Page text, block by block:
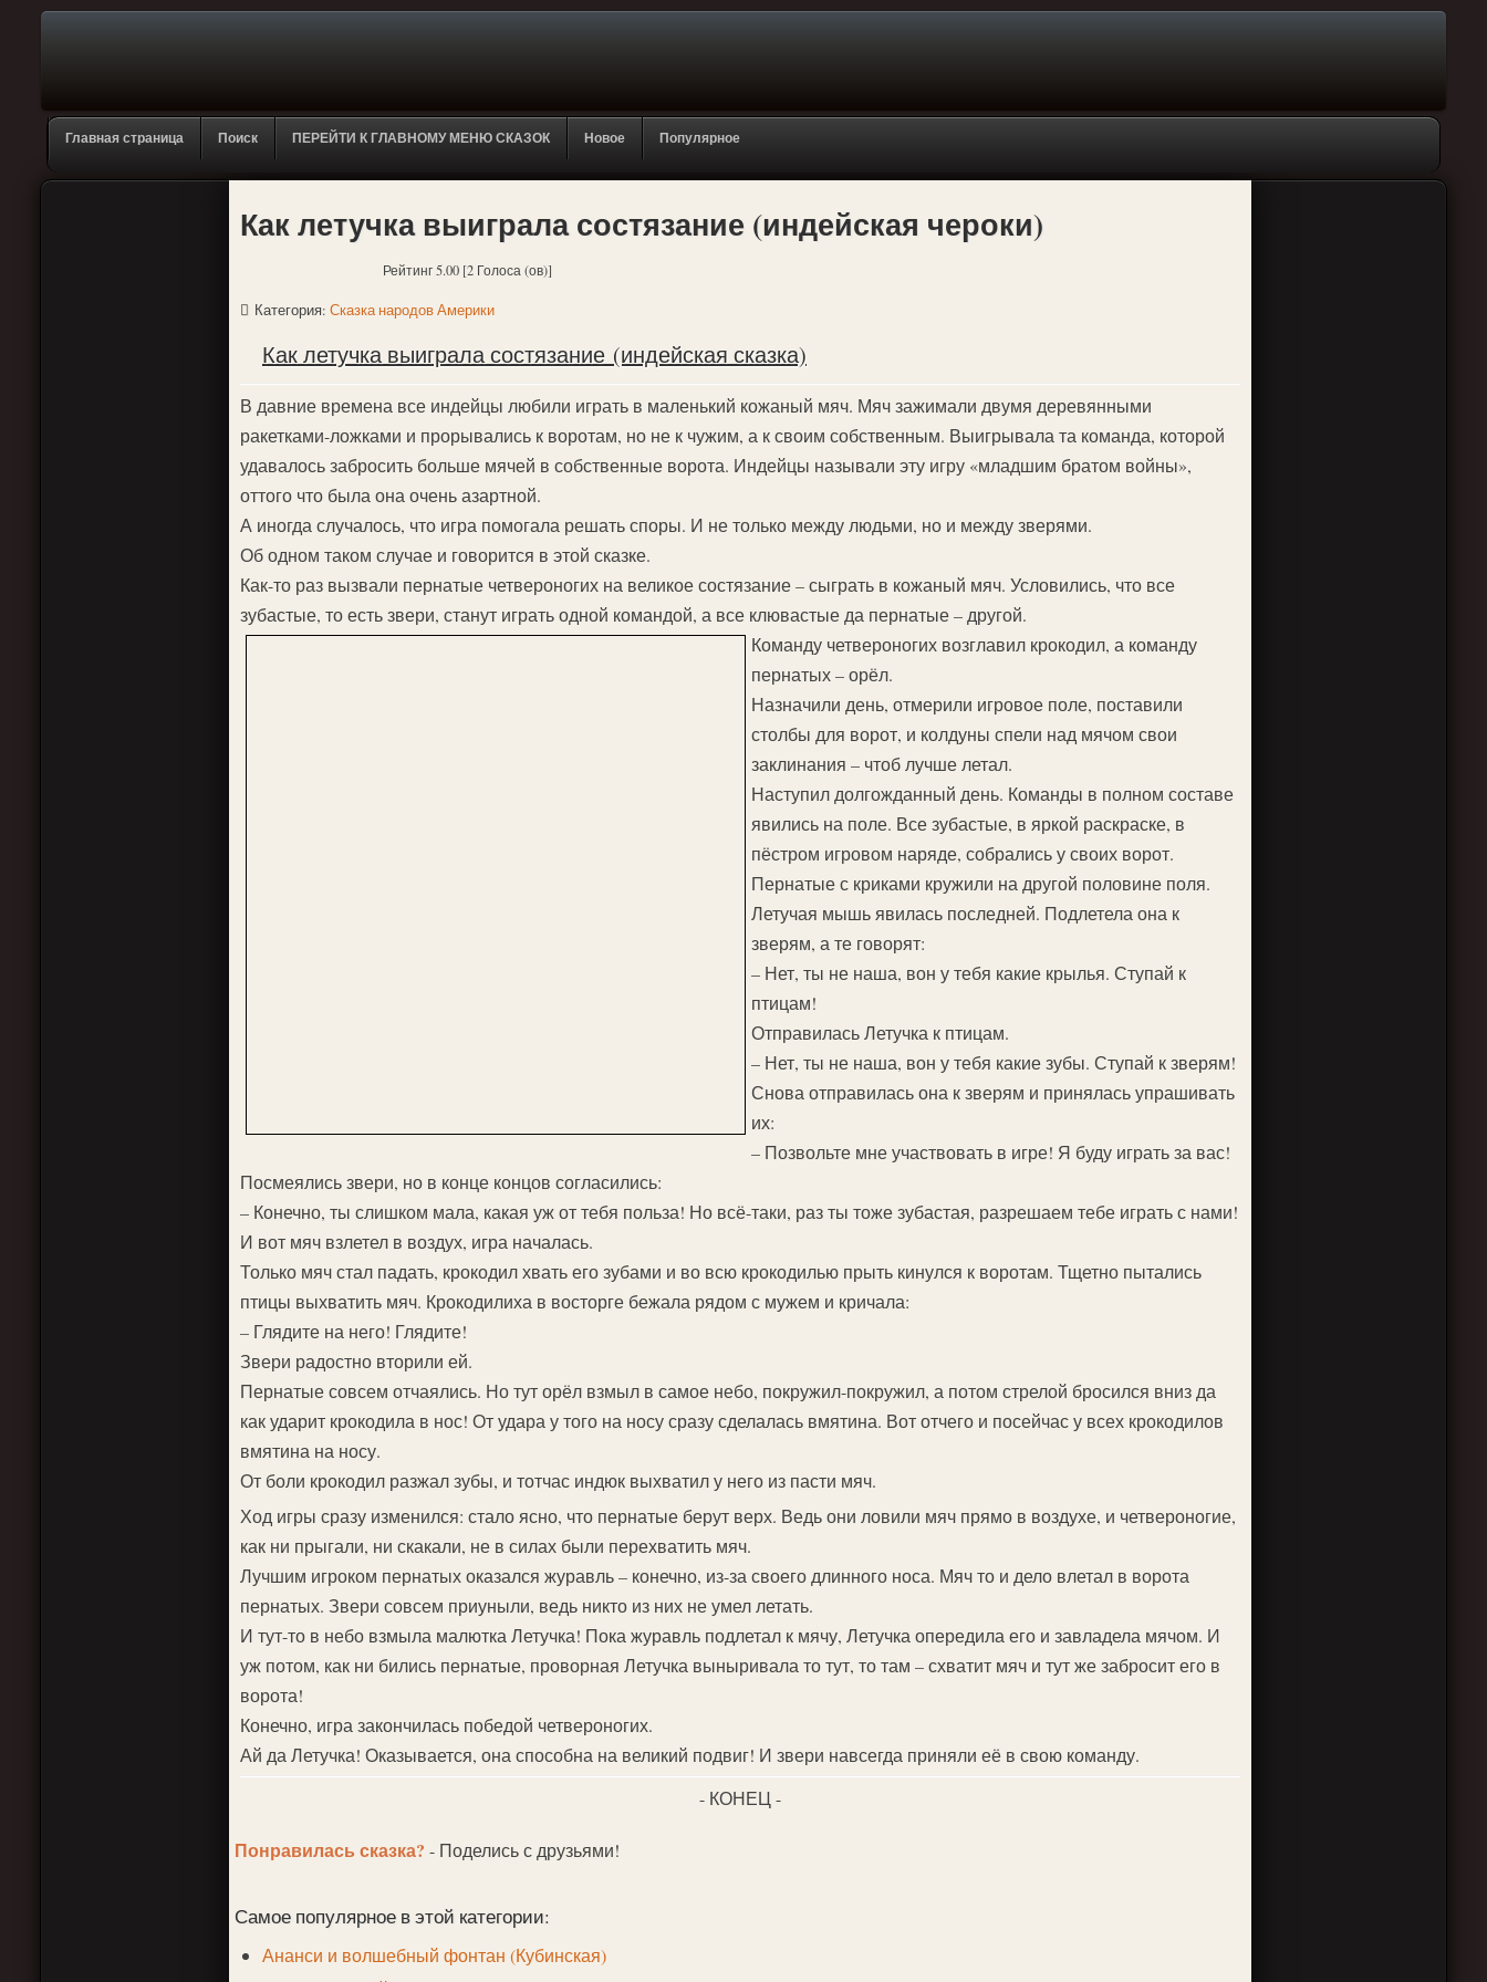
Главная страница Поиск ПЕРЕЙТИ К ГЛАВНОМУ МЕНЮ СКАЗОК Новое Популярное
Как летучка выиграла состязание (индейская чероки)
Рейтинг 5.00 [2 Голоса (ов)]
Категория: Сказка народов Америки
Как летучка выиграла состязание (индейская сказка)
В давние времена все индейцы любили играть в маленький кожаный мяч. Мяч зажимали двумя деревянными
ракетками-ложками и прорывались к воротам, но не к чужим, а к своим собственным. Выигрывала та команда, которой
удавалось забросить больше мячей в собственные ворота. Индейцы называли эту игру «младшим братом войны»,
оттого что была она очень азартной.
А иногда случалось, что игра помогала решать споры. И не только между людьми, но и между зверями.
Об одном таком случае и говорится в этой сказке.
Как-то раз вызвали пернатые четвероногих на великое состязание – сыграть в кожаный мяч. Условились, что все
зубастые, то есть звери, станут играть одной командой, а все клювастые да пернатые – другой.
Команду четвероногих возглавил крокодил, а команду
пернатых – орёл.
Назначили день, отмерили игровое поле, поставили
столбы для ворот, и колдуны спели над мячом свои
заклинания – чтоб лучше летал.
Наступил долгожданный день. Команды в полном составе
явились на поле. Все зубастые, в яркой раскраске, в
пёстром игровом наряде, собрались у своих ворот.
Пернатые с криками кружили на другой половине поля.
Летучая мышь явилась последней. Подлетела она к
зверям, а те говорят:
– Нет, ты не наша, вон у тебя какие крылья. Ступай к
птицам!
Отправилась Летучка к птицам.
– Нет, ты не наша, вон у тебя какие зубы. Ступай к зверям!
Снова отправилась она к зверям и принялась упрашивать
их:
– Позвольте мне участвовать в игре! Я буду играть за вас!
Посмеялись звери, но в конце концов согласились:
– Конечно, ты слишком мала, какая уж от тебя польза! Но всё-таки, раз ты тоже зубастая, разрешаем тебе играть с нами!
И вот мяч взлетел в воздух, игра началась.
Только мяч стал падать, крокодил хвать его зубами и во всю крокодилью прыть кинулся к воротам. Тщетно пытались
птицы выхватить мяч. Крокодилиха в восторге бежала рядом с мужем и кричала:
– Глядите на него! Глядите!
Звери радостно вторили ей.
Пернатые совсем отчаялись. Но тут орёл взмыл в самое небо, покружил-покружил, а потом стрелой бросился вниз да
как ударит крокодила в нос! От удара у того на носу сразу сделалась вмятина. Вот отчего и посейчас у всех крокодилов
вмятина на носу.
От боли крокодил разжал зубы, и тотчас индюк выхватил у него из пасти мяч.
Ход игры сразу изменился: стало ясно, что пернатые берут верх. Ведь они ловили мяч прямо в воздухе, и четвероногие,
как ни прыгали, ни скакали, не в силах были перехватить мяч.
Лучшим игроком пернатых оказался журавль – конечно, из-за своего длинного носа. Мяч то и дело влетал в ворота
пернатых. Звери совсем приуныли, ведь никто из них не умел летать.
И тут-то в небо взмыла малютка Летучка! Пока журавль подлетал к мячу, Летучка опередила его и завладела мячом. И
уж потом, как ни бились пернатые, проворная Летучка выныривала то тут, то там – схватит мяч и тут же забросит его в
ворота!
Конечно, игра закончилась победой четвероногих.
Ай да Летучка! Оказывается, она способна на великий подвиг! И звери навсегда приняли её в свою команду.
- КОНЕЦ -
Понравилась сказка? - Поделись с друзьями!
Самое популярное в этой категории:
Ананси и волшебный фонтан (Кубинская)